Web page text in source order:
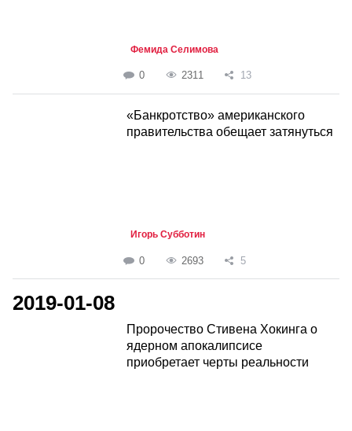
Фемида Селимова
0 2311 13
«Банкротство» американского
правительства обещает затянуться
Игорь Субботин
0 2693 5
2019-01-08
Пророчество Стивена Хокинга о
ядерном апокалипсисе
приобретает черты реальности